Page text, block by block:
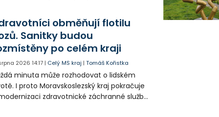
obměňují flotilu
Sanitky budou
po celém kraji
2026 14:17 | Celý MS kraj |Tomáš Kořistka
minuta může rozhodovat o lidském
I proto Moravskoslezský kraj pokračuje
zdravotnické záchranné služby